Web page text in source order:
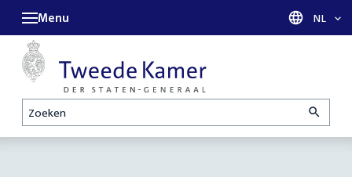
Zoeken
Menu Taal
NL